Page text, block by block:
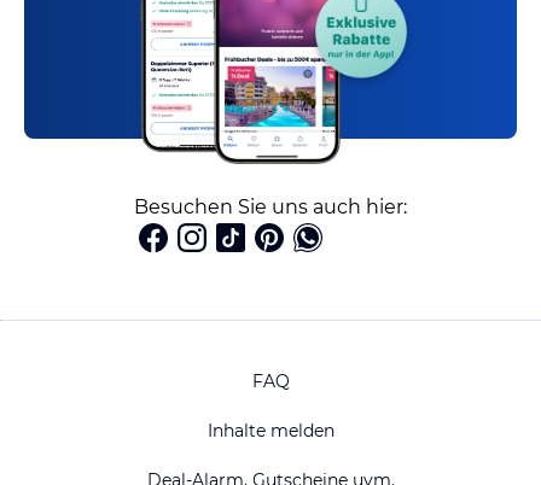
Besuchen Sie uns auch hier:
FAQ
Inhalte melden
Deal-Alarm, Gutscheine uvm.